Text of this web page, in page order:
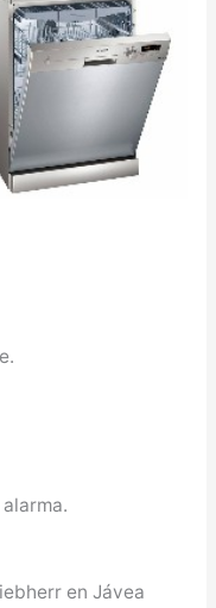
en Jávea